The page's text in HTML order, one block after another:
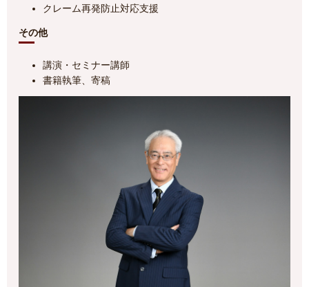
クレーム再発防止対応支援
その他
講演・セミナー講師
書籍執筆、寄稿